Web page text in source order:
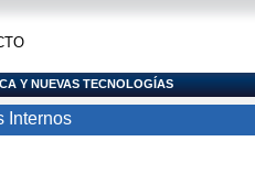
Y NUEVAS TECNOLOGÍAS
Internos